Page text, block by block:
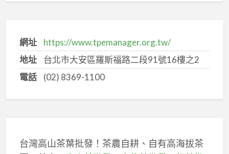
網址
https://www.tpemanager.org.tw/
地址
台北市大安區羅斯福路二段91號16樓之2
電話
(02) 8369-1100
台灣高山茶葉批發！茶農自耕、自有高海拔茶